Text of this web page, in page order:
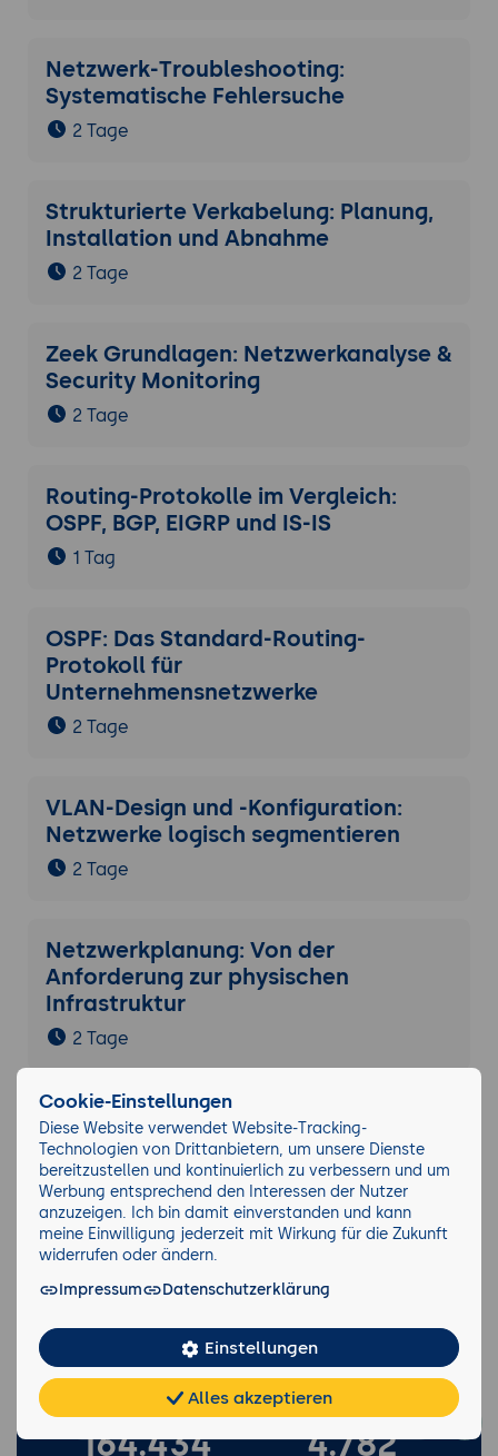
Netzwerk-Troubleshooting:
Systematische Fehlersuche
2 Tage
Strukturierte Verkabelung: Planung,
Installation und Abnahme
2 Tage
Zeek Grundlagen: Netzwerkanalyse &
Security Monitoring
2 Tage
Routing-Protokolle im Vergleich:
OSPF, BGP, EIGRP und IS-IS
1 Tag
OSPF: Das Standard-Routing-
Protokoll für
Unternehmensnetzwerke
2 Tage
VLAN-Design und -Konfiguration:
Netzwerke logisch segmentieren
2 Tage
Netzwerkplanung: Von der
Anforderung zur physischen
Infrastruktur
2 Tage
Netzwerktechnik verstehen: der
Praxiseinstieg
2 Tage
Netzwerktechnik komplett
5 Tage
164.434 4.782
Teilen FAQ Cookies
Cookie-Einstellungen
Diese Website verwendet Website-Tracking-
Technologien von Drittanbietern, um unsere Dienste
bereitzustellen und kontinuierlich zu verbessern und um
Werbung entsprechend den Interessen der Nutzer
anzuzeigen. Ich bin damit einverstanden und kann
meine Einwilligung jederzeit mit Wirkung für die Zukunft
widerrufen oder ändern.
Impressum
Datenschutzerklärung
Einstellungen
Alles akzeptieren